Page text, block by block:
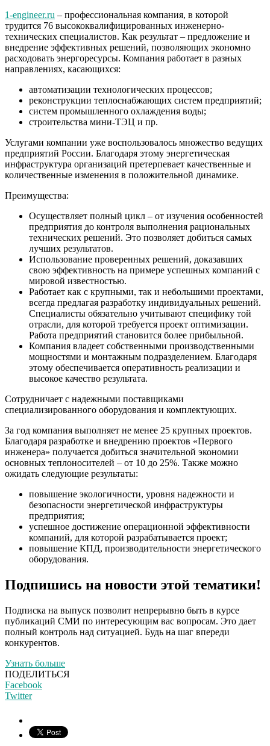
1-engineer.ru – профессиональная компания, в которой
трудится 76 высококвалифицированных инженерно-
технических специалистов. Как результат – предложение и
внедрение эффективных решений, позволяющих экономно
расходовать энергоресурсы. Компания работает в разных
направлениях, касающихся:
автоматизации технологических процессов;
реконструкции теплоснабжающих систем предприятий;
систем промышленного охлаждения воды;
строительства мини-ТЭЦ и пр.
Услугами компании уже воспользовалось множество ведущих
предприятий России. Благодаря этому энергетическая
инфраструктура организаций претерпевает качественные и
количественные изменения в положительной динамике.
Преимущества:
Осуществляет полный цикл – от изучения особенностей
предприятия до контроля выполнения рациональных
технических решений. Это позволяет добиться самых
лучших результатов.
Использование проверенных решений, доказавших
свою эффективность на примере успешных компаний с
мировой известностью.
Работает как с крупными, так и небольшими проектами,
всегда предлагая разработку индивидуальных решений.
Специалисты обязательно учитывают специфику той
отрасли, для которой требуется проект оптимизации.
Работа предприятий становится более прибыльной.
Компания владеет собственными производственными
мощностями и монтажным подразделением. Благодаря
этому обеспечивается оперативность реализации и
высокое качество результата.
Сотрудничает с надежными поставщиками
специализированного оборудования и комплектующих.
За год компания выполняет не менее 25 крупных проектов.
Благодаря разработке и внедрению проектов «Первого
инженера» получается добиться значительной экономии
основных теплоносителей – от 10 до 25%. Также можно
ожидать следующие результаты:
повышение экологичности, уровня надежности и
безопасности энергетической инфраструктуры
предприятия;
успешное достижение операционной эффективности
компаний, для которой разрабатывается проект;
повышение КПД, производительности энергетического
оборудования.
Подпишись на новости этой тематики!
Подписка на выпуск позволит непрерывно быть в курсе
публикаций СМИ по интересующим вас вопросам. Это дает
полный контроль над ситуацией. Будь на шаг впереди
конкурентов.
Узнать больше
ПОДЕЛИТЬСЯ
Facebook
Twitter